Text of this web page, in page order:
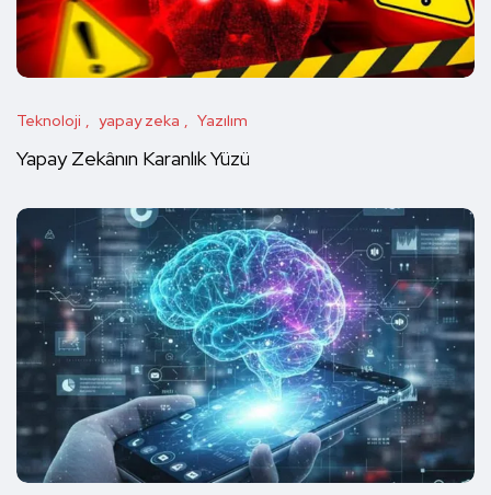
Teknoloji yapay zeka Yazılım
Yapay Zekânın Karanlık Yüzü